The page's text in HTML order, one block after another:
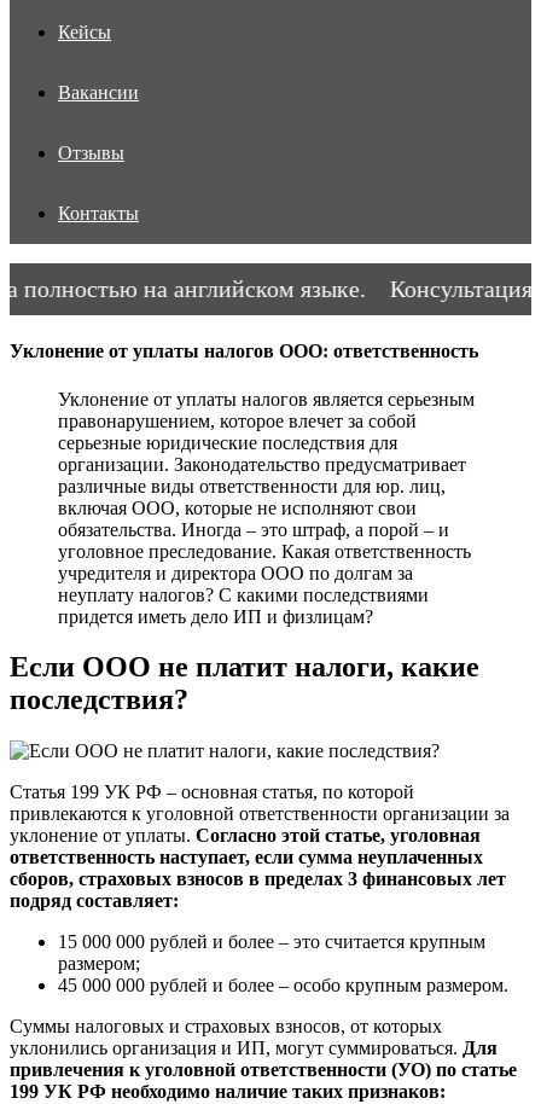
Кейсы
Вакансии
Отзывы
Контакты
на английском языке. Консультация
Уклонение от уплаты налогов ООО: ответственность
Уклонение от уплаты налогов является серьезным
правонарушением, которое влечет за собой
серьезные юридические последствия для
организации. Законодательство предусматривает
различные виды ответственности для юр. лиц,
включая ООО, которые не исполняют свои
обязательства. Иногда – это штраф, а порой – и
уголовное преследование. Какая ответственность
учредителя и директора ООО по долгам за
неуплату налогов? С какими последствиями
придется иметь дело ИП и физлицам?
Если ООО не платит налоги, какие
последствия?
Статья 199 УК РФ – основная статья, по которой
привлекаются к уголовной ответственности организации за
уклонение от уплаты. Согласно этой статье, уголовная
ответственность наступает, если сумма неуплаченных
сборов, страховых взносов в пределах 3 финансовых лет
подряд составляет:
15 000 000 рублей и более – это считается крупным
размером;
45 000 000 рублей и более – особо крупным размером.
Суммы налоговых и страховых взносов, от которых
уклонились организация и ИП, могут суммироваться. Для
привлечения к уголовной ответственности (УО) по статье
199 УК РФ необходимо наличие таких признаков: